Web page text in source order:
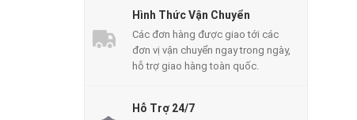
Hình Thức Vận Chuyển
Các đơn hàng được giao tới các
đơn vị vận chuyển ngay trong ngày,
hỗ trợ giao hàng toàn quốc.
Hỗ Trợ 24/7